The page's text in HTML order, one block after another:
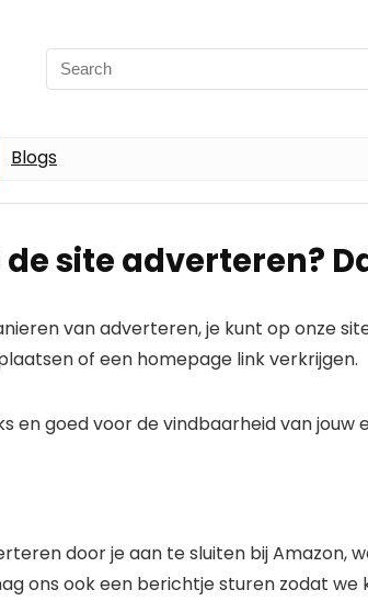
Blogs
de site adverteren?
van adverteren, je kunt op onze
of een homepage link verkrijgen.
en goed voor de vindbaarheid van jouw
door je aan te sluiten bij Amazon,
ons ook een berichtje sturen zodat we